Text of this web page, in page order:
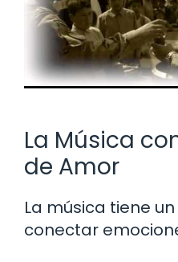
La Música
de Amor
La música tiene
conectar